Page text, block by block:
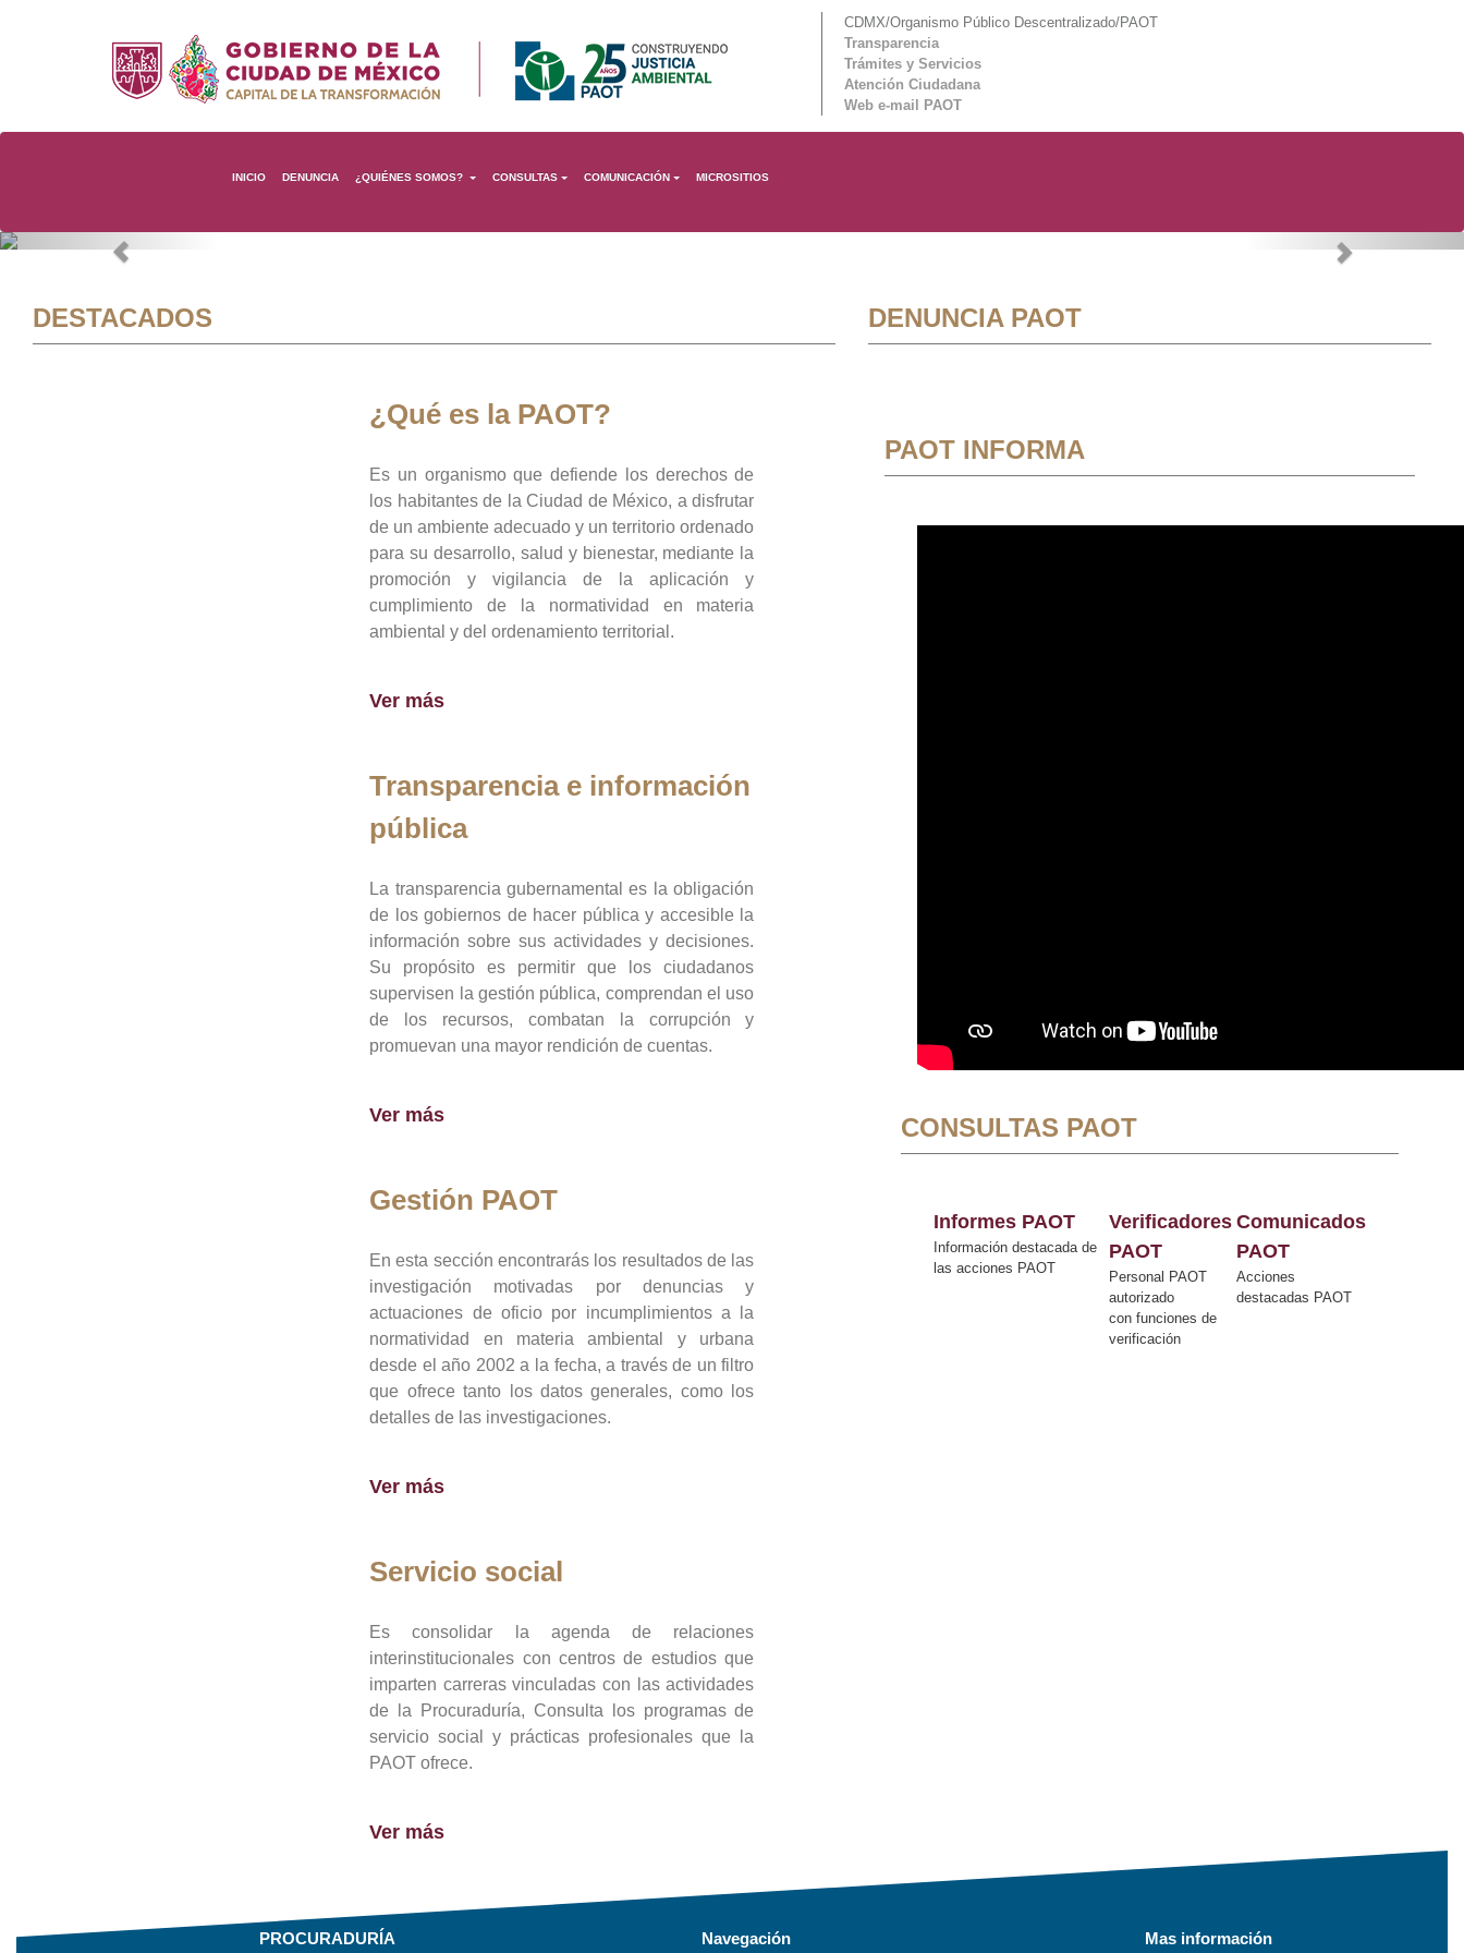
CDMX/Organismo Público Descentralizado/PAOT
Transparencia
Trámites y Servicios
Atención Ciudadana
Web e-mail PAOT
INICIO DENUNCIA ¿QUIÉNES SOMOS? CONSULTAS COMUNICACIÓN MICROSITIOS
Previous Next
DESTACADOS
¿Qué es la PAOT?
Es un organismo que defiende los derechos de
los habitantes de la Ciudad de México, a disfrutar
de un ambiente adecuado y un territorio ordenado
para su desarrollo, salud y bienestar, mediante la
promoción y vigilancia de la aplicación y
cumplimiento de la normatividad en materia
ambiental y del ordenamiento territorial.
Ver más
Transparencia e información
pública
La transparencia gubernamental es la obligación
de los gobiernos de hacer pública y accesible la
información sobre sus actividades y decisiones.
Su propósito es permitir que los ciudadanos
supervisen la gestión pública, comprendan el uso
de los recursos, combatan la corrupción y
promuevan una mayor rendición de cuentas.
Ver más
Gestión PAOT
En esta sección encontrarás los resultados de las
investigación motivadas por denuncias y
actuaciones de oficio por incumplimientos a la
normatividad en materia ambiental y urbana
desde el año 2002 a la fecha, a través de un filtro
que ofrece tanto los datos generales, como los
detalles de las investigaciones.
Ver más
Servicio social
Es consolidar la agenda de relaciones
interinstitucionales con centros de estudios que
imparten carreras vinculadas con las actividades
de la Procuraduría, Consulta los programas de
servicio social y prácticas profesionales que la
PAOT ofrece.
Ver más
DENUNCIA PAOT
PAOT INFORMA
CONSULTAS PAOT
Informes PAOT
Información destacada de
las acciones PAOT
Verificadores
PAOT
Personal PAOT
autorizado
con funciones de
verificación
Comunicados
PAOT
Acciones
destacadas PAOT
PROCURADURÍA Navegación Mas información